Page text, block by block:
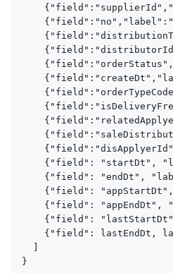
{"field":"no","label":"
{"field": "startDt",
{"field": "endDt",
{"field": "appStartDt",
{"field": "appEndDt",
{"field":
{"field": lastEndDt,
}